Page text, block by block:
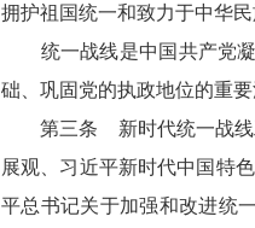
拥护祖国统一和致力于中华
统一战线是中国共产党凝
础、巩固党的执政地位的重
第三条 新时代统一战线工
展观、习近平新时代中国特
平总书记关于加强和改进统